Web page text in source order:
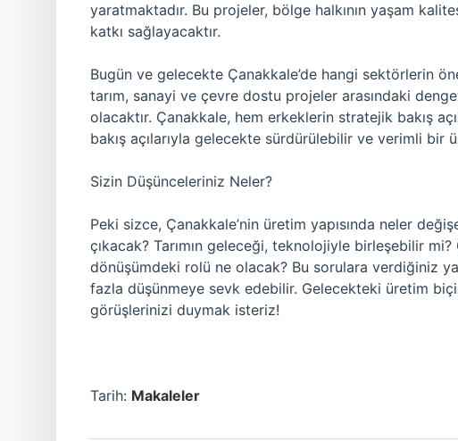
yaratmaktadır. Bu projeler, bölge halkının yaşam
katkı sağlayacaktır.
Bugün ve gelecekte Çanakkale’de hangi sektörlerin
tarım, sanayi ve çevre dostu projeler arasındaki
olacaktır. Çanakkale, hem erkeklerin stratejik bakış
bakış açılarıyla gelecekte sürdürülebilir ve verimli bir
Sizin Düşünceleriniz Neler?
Peki sizce, Çanakkale’nin üretim yapısında neler
çıkacak? Tarımın geleceği, teknolojiyle birleşebilir mi?
dönüşümdeki rolü ne olacak? Bu sorulara verdiğiniz
fazla düşünmeye sevk edebilir. Gelecekteki üretim
görüşlerinizi duymak isteriz!
Tarih: Makaleler